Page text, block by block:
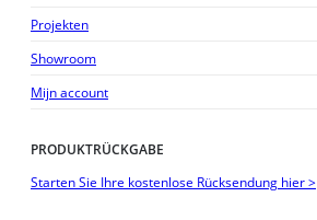
Projekten
Showroom
Mijn account
PRODUKTRÜCKGABE
Starten Sie Ihre kostenlose Rücksendung hier >